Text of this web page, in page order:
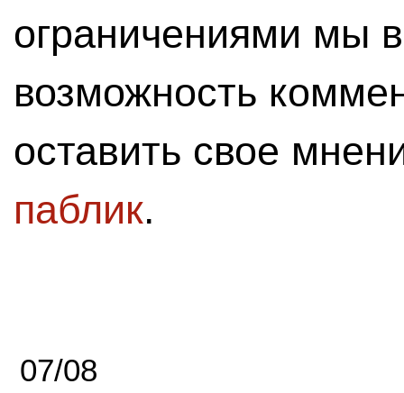
ограничениями мы
возможность
оставить свое
паблик.
07/08